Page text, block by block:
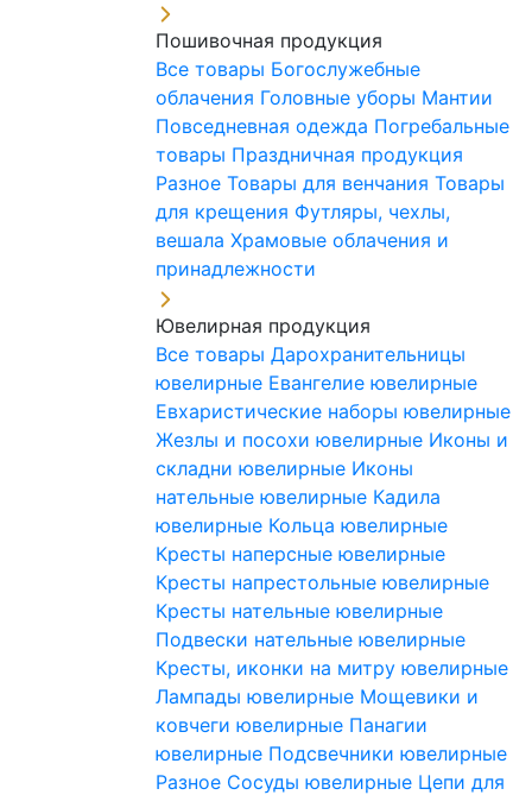
Пошивочная продукция
Все товары Богослужебные
облачения Головные уборы Мантии
Повседневная одежда Погребальные
товары Праздничная продукция
Разное Товары для венчания Товары
для крещения Футляры, чехлы,
вешала Храмовые облачения и
принадлежности
Ювелирная продукция
Все товары Дарохранительницы
ювелирные Евангелие ювелирные
Евхаристические наборы ювелирные
Жезлы и посохи ювелирные Иконы и
складни ювелирные Иконы
нательные ювелирные Кадила
ювелирные Кольца ювелирные
Кресты наперсные ювелирные
Кресты напрестольные ювелирные
Кресты нательные ювелирные
Подвески нательные ювелирные
Кресты, иконки на митру ювелирные
Лампады ювелирные Мощевики и
ковчеги ювелирные Панагии
ювелирные Подсвечники ювелирные
Разное Сосуды ювелирные Цепи для